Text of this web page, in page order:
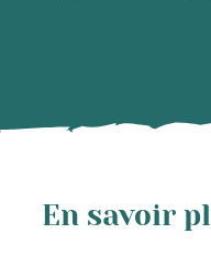
En savoir